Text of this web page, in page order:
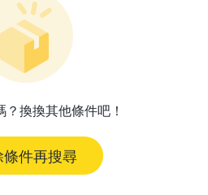
換換其他條件吧！
件再搜尋